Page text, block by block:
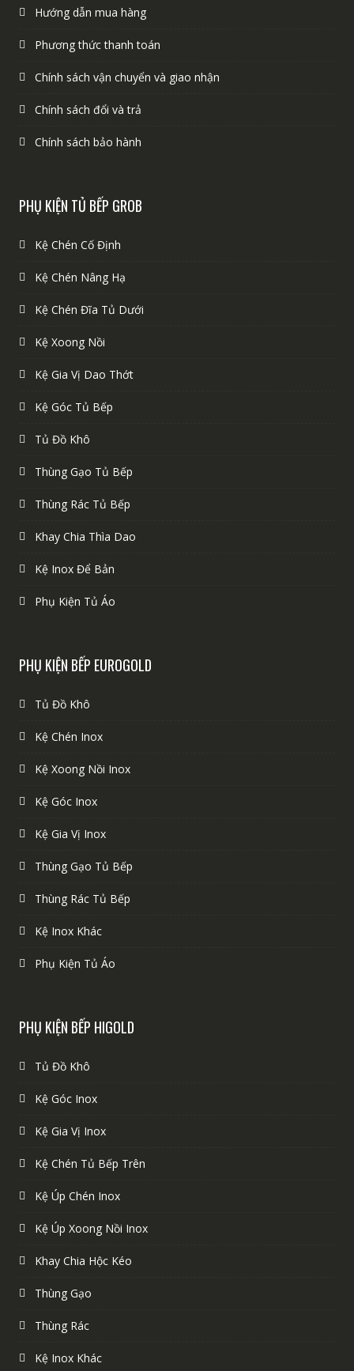
Hướng dẫn mua hàng
Phương thức thanh toán
Chính sách vận chuyển và giao nhận
Chính sách đổi và trả
Chính sách bảo hành
PHỤ KIỆN TỦ BẾP GROB
Kệ Chén Cố Định
Kệ Chén Nâng Hạ
Kệ Chén Đĩa Tủ Dưới
Kệ Xoong Nồi
Kệ Gia Vị Dao Thớt
Kệ Góc Tủ Bếp
Tủ Đồ Khô
Thùng Gạo Tủ Bếp
Thùng Rác Tủ Bếp
Khay Chia Thìa Dao
Kệ Inox Để Bản
Phụ Kiện Tủ Áo
PHỤ KIỆN BẾP EUROGOLD
Tủ Đồ Khô
Kệ Chén Inox
Kệ Xoong Nồi Inox
Kệ Góc Inox
Kệ Gia Vị Inox
Thùng Gạo Tủ Bếp
Thùng Rác Tủ Bếp
Kệ Inox Khác
Phụ Kiện Tủ Áo
PHỤ KIỆN BẾP HIGOLD
Tủ Đồ Khô
Kệ Góc Inox
Kệ Gia Vị Inox
Kệ Chén Tủ Bếp Trên
Kệ Úp Chén Inox
Kệ Úp Xoong Nồi Inox
Khay Chia Hộc Kéo
Thùng Gạo
Thùng Rác
Kệ Inox Khác